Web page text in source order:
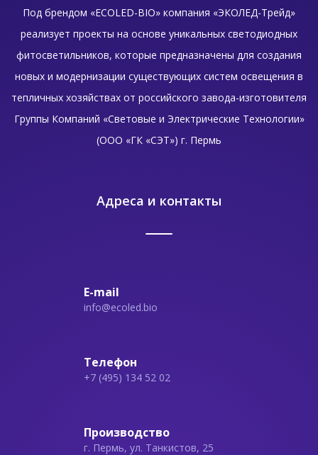
Под брендом «ECOLED-BIO» компания «ЭКОЛЕД-Трейд»
реализует проекты на основе уникальных светодиодных
фитосветильников, которые предназначены для создания
новых и модернизации существующих систем освещения в
тепличных хозяйствах от российского завода-изготовителя
Группы Компаний «Световые и Электрические Технологии»
(ООО «ГК «СЭТ») г. Пермь
Адреса и контакты
E-mail
info@ecoled.bio
Телефон
+7 (495) 134 52 02
Производство
г. Пермь, ул. Танкистов, 25